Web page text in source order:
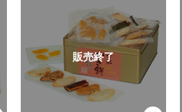
販売終了